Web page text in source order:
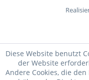
Diese Website benutzt
der Website
Andere Cookies, die